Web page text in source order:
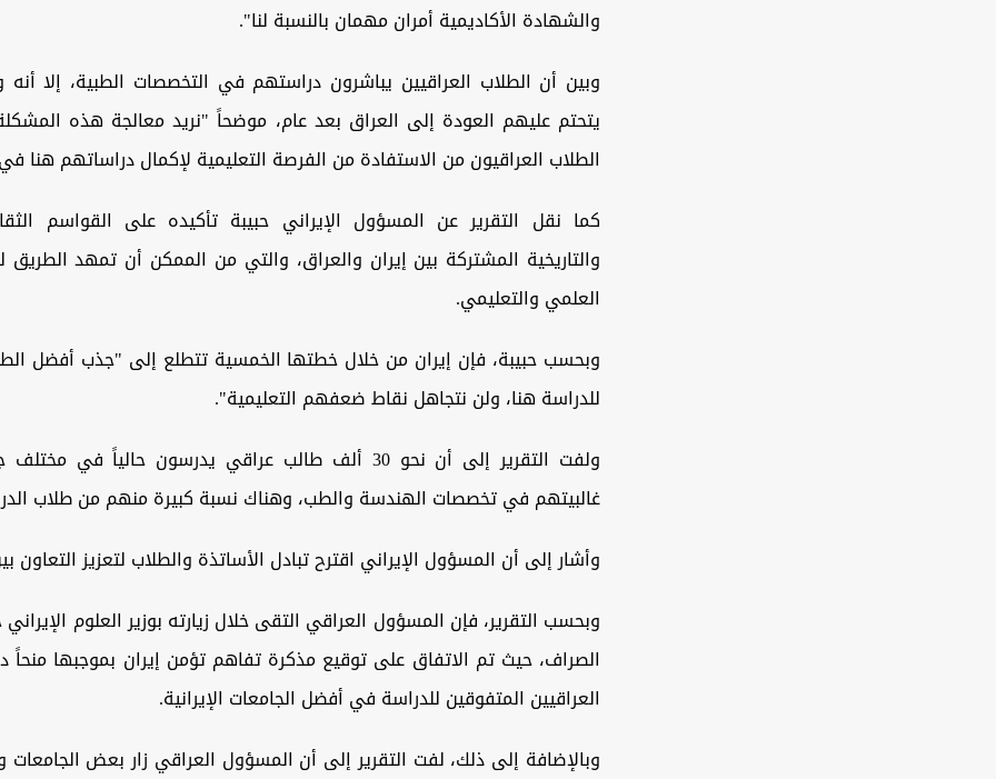
والشهادة الأكاديمية أمران مهمان بالنسبة لنا".
وبين أن الطلاب العراقيين يباشرون دراستهم في التخصصات الطبية، إلا أنه
يتحتم عليهم العودة إلى العراق بعد عام، موضحاً "نريد معالجة هذه
الطلاب العراقيون من الاستفادة من الفرصة التعليمية لإكمال دراساتهم هنا
كما نقل التقرير عن المسؤول الإيراني حبيبة تأكيده على القواسم
والتاريخية المشتركة بين إيران والعراق، والتي من الممكن أن تمهد الطريق
العلمي والتعليمي.
وبحسب حبيبة، فإن إيران من خلال خطتها الخمسية تتطلع إلى "جذب أفضل
للدراسة هنا، ولن نتجاهل نقاط ضعفهم التعليمية".
ولفت التقرير إلى أن نحو 30 ألف طالب عراقي يدرسون حالياً في
غالبيتهم في تخصصات الهندسة والطب، وهناك نسبة كبيرة منهم من طلاب
وأشار إلى أن المسؤول الإيراني اقترح تبادل الأساتذة والطلاب لتعزيز التعاون
وبحسب التقرير، فإن المسؤول العراقي التقى خلال زيارته بوزير العلوم
الصراف، حيث تم الاتفاق على توقيع مذكرة تفاهم تؤمن إيران بموجبها منحاً
العراقيين المتفوقين للدراسة في أفضل الجامعات الإيرانية.
وبالإضافة إلى ذلك، لفت التقرير إلى أن المسؤول العراقي زار بعض الجامعات